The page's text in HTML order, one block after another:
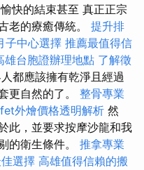
快的結束甚至 真正正宗
老的療癒傳統。 提升排
子中心選擇 推薦最值得信
雄台胞證辦理地點 了解徵
都應該擁有乾淨且經過
更自然的了。 整骨專業
外燴價格透明解析 然
此，並要求按摩沙龍和我
的衛生條件。 推拿專業
選擇 高雄值得信賴的搬